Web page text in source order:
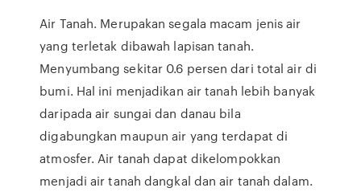
Air Tanah. Merupakan segala macam jenis air
yang terletak dibawah lapisan tanah.
Menyumbang sekitar 0.6 persen dari total air di
bumi. Hal ini menjadikan air tanah lebih banyak
daripada air sungai dan danau bila
digabungkan maupun air yang terdapat di
atmosfer. Air tanah dapat dikelompokkan
menjadi air tanah dangkal dan air tanah dalam.